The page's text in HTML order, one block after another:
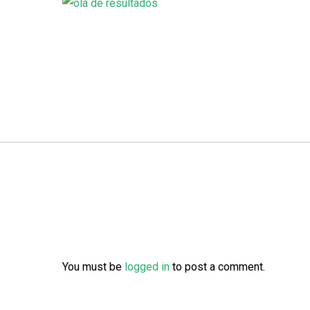
You must be logged in to post a comment.